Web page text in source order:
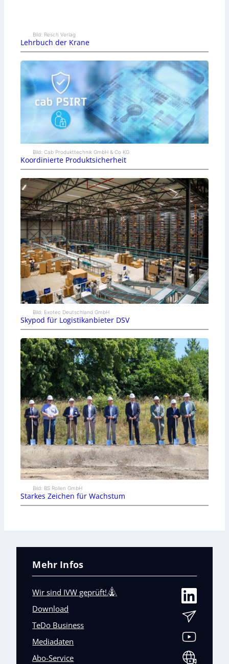
Bild: Resch Verlag
Lehrbuch der Krane
Bild: Cab Produkttechnik GmbH & Co KG
Koordinierte Produktsicherheit
Bild: Exotec Deutschland GmbH
Skypod für Logistikanbieter DSV
Bild: BS Rollen GmbH
Starkes Zeichen für Wachstum
Mehr Infos
Wir sind IVW geprüft!
Download
TeDo Business
Mediadaten
Abo-Service